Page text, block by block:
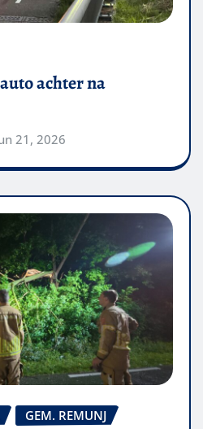
achter na
21, 2026
GEM. REMUNJ